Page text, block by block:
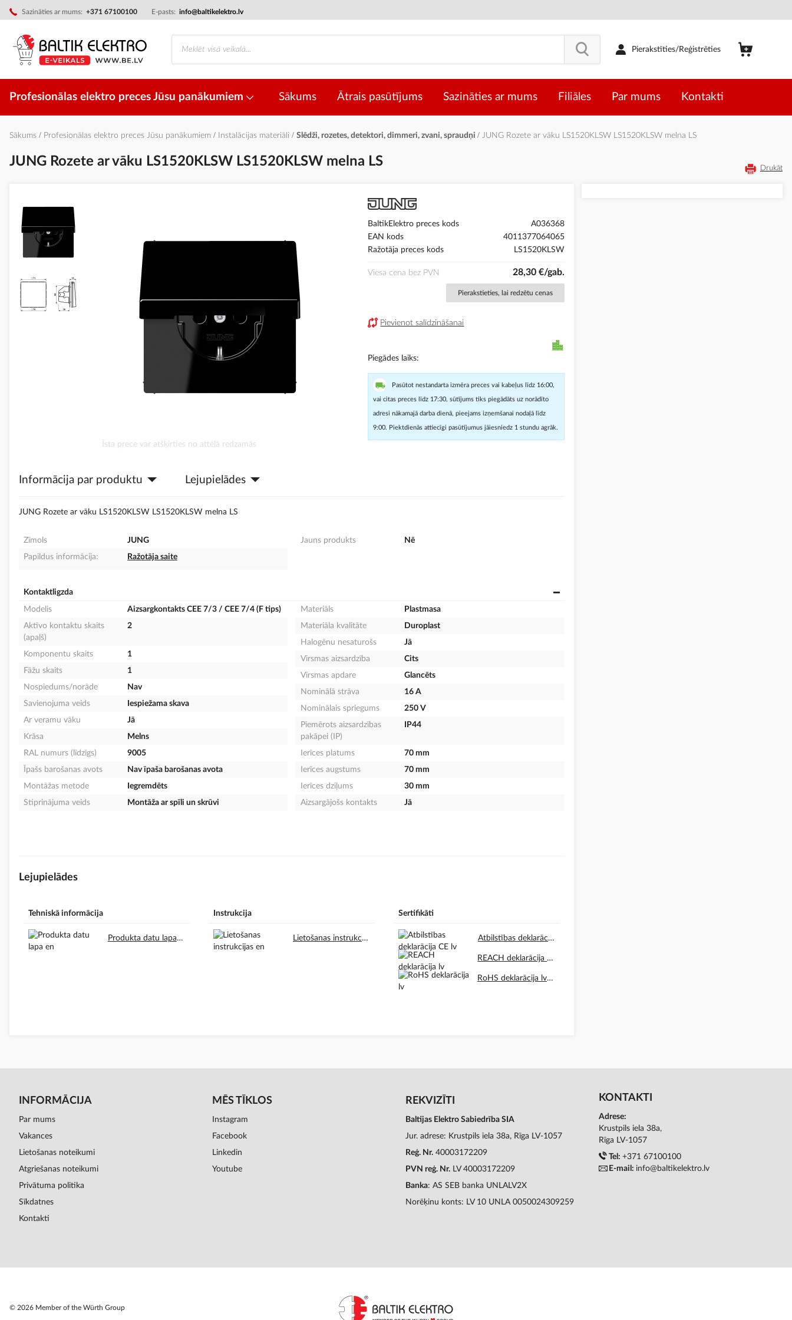
Sazināties ar mums: +371 67100100 E-pasts: info@baltikelektro.lv
Skip
to
Content
Pierakstīties/Reģistrēties
Profesionālas elektro preces Jūsu panākumiem Sākums Ātrais pasūtījums Sazināties ar mums Filiāles Par mums Kontakti
Sākums Profesionālas elektro preces Jūsu panākumiem Instalācijas materiāli Slēdži, rozetes, detektori, dimmeri, zvani, spraudņi JUNG Rozete ar vāku LS1520KLSW LS1520KLSW melna LS
JUNG Rozete ar vāku LS1520KLSW LS1520KLSW melna LS Drukāt
uz
galerijas
beigām
sākumu
Īsta prece var atšķirties no attēlā redzamās
BaltikElektro preces kods
A036368
EAN kods
4011377064065
Ražotāja preces kods
LS1520KLSW
Viesa cena bez PVN 28,30 €/gab.
Pierakstieties, lai redzētu cenas
Pievienot salīdzināšanai
Piegādes laiks
Pasūtot nestandarta izmēra preces vai kabeļus līdz 16:00,
vai citas preces līdz 17:30, sūtījums tiks piegādāts uz norādīto
adresi nākamajā darba dienā, pieejams izņemšanai nodaļā līdz
9:00. Piektdienās attiecīgi pasūtījumus jāiesniedz 1 stundu agrāk.
Informācija par produktu Lejupielādes
JUNG Rozete ar vāku LS1520KLSW LS1520KLSW melna LS
Zīmols
JUNG
Papildus informācija:
Ražotāja saite
Jauns produkts Nē
Kontaktligzda
Modelis
Aizsargkontakts CEE 7/3 / CEE 7/4 (F tips)
Aktīvo kontaktu skaits
(apaļš)
2
Komponentu skaits
1
Fāžu skaits
1
Nospiedums/norāde
Nav
Savienojuma veids
Iespiežama skava
Ar veramu vāku
Jā
Krāsa
Melns
RAL numurs (līdzīgs)
9005
Īpašs barošanas avots
Nav īpaša barošanas avota
Montāžas metode
Iegremdēts
Stiprinājuma veids
Montāža ar spīli un skrūvi
Materiāls
Plastmasa
Materiāla kvalitāte
Duroplast
Halogēnu nesaturošs
Jā
Virsmas aizsardzība
Cits
Virsmas apdare
Glancēts
Nominālā strāva
16 A
Nominālais spriegums
250 V
Piemērots aizsardzības
pakāpei (IP)
IP44
Ierīces platums
70 mm
Ierīces augstums
70 mm
Ierīces dziļums
30 mm
Aizsargājošs kontakts
Jā
Lejupielādes
Tehniskā informācija
Produkta datu lapa en.pdf
Instrukcija
Lietošanas instrukcijas en.pdf
Sertifikāti
Atbilstības deklarācija CE lv.pdf
REACH deklarācija lv.pdf
RoHS deklarācija lv.pdf
INFORMĀCIJA
Par mums
Vakances
Lietošanas noteikumi
Atgriešanas noteikumi
Privātuma politika
Sīkdatnes
Kontakti
MĒS TĪKLOS
Instagram
Facebook
Linkedin
Youtube
REKVIZĪTI
Baltijas Elektro Sabiedrība SIA
Jur. adrese: Krustpils iela 38a, Rīga LV-1057
Reģ. Nr. 40003172209
PVN reģ. Nr. LV 40003172209
Banka: AS SEB banka UNLALV2X
Norēķinu konts: LV 10 UNLA 0050024309259
KONTAKTI
Adrese:
Krustpils iela 38a,
Rīga LV-1057
Tel: +371 67100100
E-mail: info@baltikelektro.lv
© 2026 Member of the Würth Group